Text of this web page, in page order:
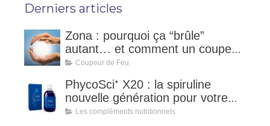
Derniers articles
Zona : pourquoi ça “brûle”
autant… et comment un coupeur
de feu peut accompagner ?
Coupeur de Feu
PhycoSci⁺ X20 : la spiruline
nouvelle génération pour votre
vitalité naturelle
Les compléments nutritionnels